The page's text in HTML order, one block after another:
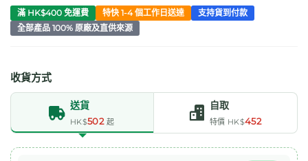
滿 HK$400 免運費 特快 1-4 個工作日送達
支持貨到付款
全部產品 100% 原廠及直供來源
收貨方式
送貨
HK$502起
自取
特價 HK$452